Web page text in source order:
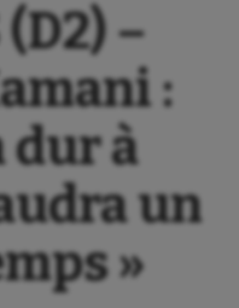
(D2) –
:
dur à
un
»